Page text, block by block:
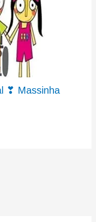
❣ Massinha